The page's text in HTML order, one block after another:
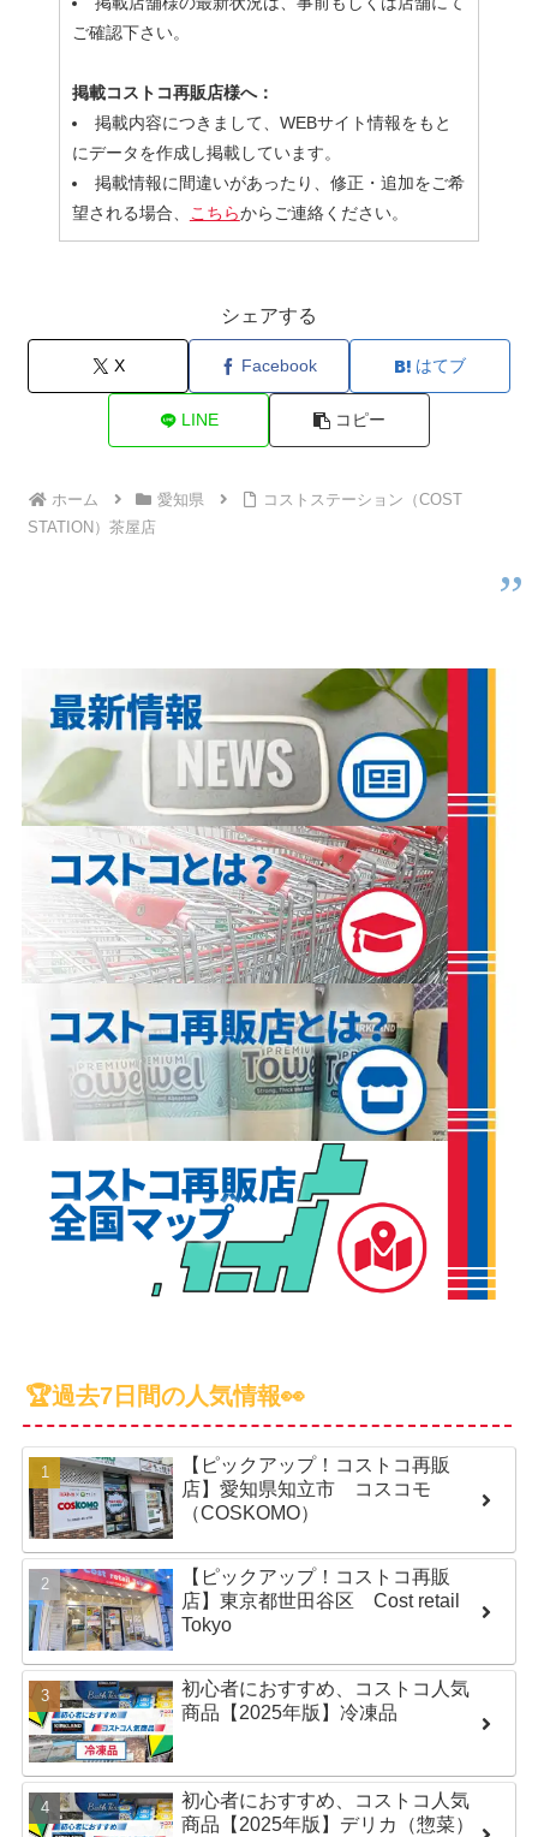
ご確認下さい。
掲載コストコ再販店様へ：
掲載内容につきまして、WEBサイト情報をもと
にデータを作成し掲載しています。
掲載情報に間違いがあったり、修正・追加をご希
望される場合、 こちらからご連絡ください。
シェアする
X Facebook はてブ
LINE コピー
ホーム 愛知県
コストステーション（COST
STATION）茶屋店
🏆過去7日間の人気情報👀
【ピックアップ！コストコ再販
店】愛知県知立市 コスコモ
（COSKOMO）
【ピックアップ！コストコ再販
店】東京都世田谷区 Cost retail
Tokyo
初心者におすすめ、コストコ人気
商品【2025年版】冷凍品
初心者におすすめ、コストコ人気
商品【2025年版】デリカ（惣菜）